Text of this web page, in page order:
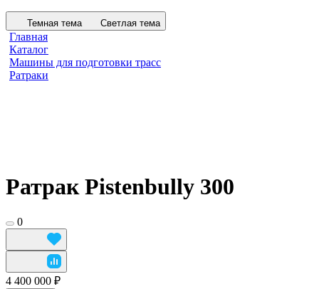
Темная тема Светлая тема
Главная
Каталог
Машины для подготовки трасс
Ратраки
Ратрак Pistenbully 300
0
4 400 000 ₽